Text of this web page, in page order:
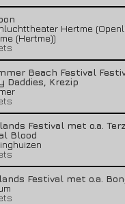
Hertme
(Hertme))
Beach Festival
Daddies, Krezip
Festival met o.a.
Blood
Festival met o.a.